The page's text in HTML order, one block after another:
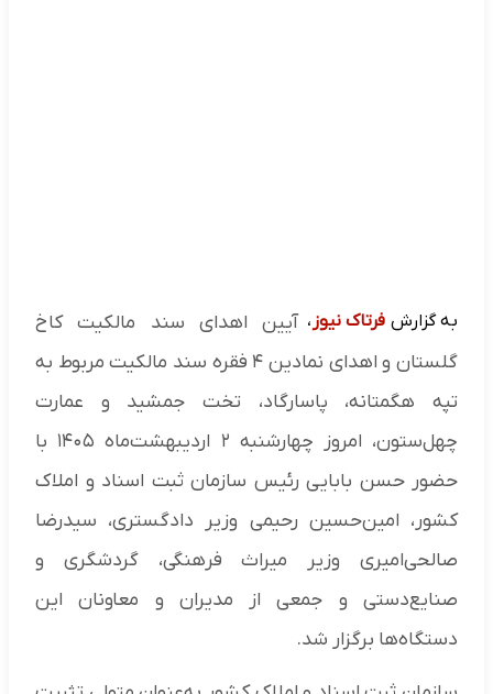
به گزارش فرتاک نیوز ، آیین اهدای سند مالکیت کاخ
گلستان و اهدای نمادین ۴ فقره سند مالکیت مربوط به
تپه هگمتانه، پاسارگاد، تخت جمشید و عمارت
چهل‌ستون، امروز چهارشنبه ۲ اردیبهشت‌ماه ۱۴۰۵ با
حضور حسن بابایی رئیس سازمان ثبت اسناد و املاک
کشور، امین‌حسین رحیمی وزیر دادگستری، سیدرضا
صالحی‌امیری وزیر میراث فرهنگی، گردشگری و
صنایع‌دستی و جمعی از مدیران و معاونان این
دستگاه‌ها برگزار شد.